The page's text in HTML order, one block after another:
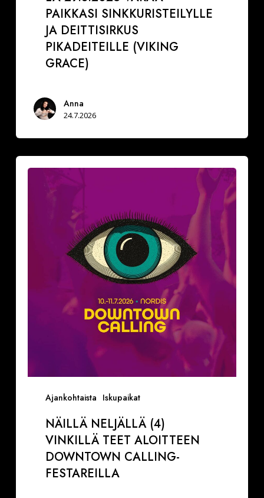
PAIKKASI SINKKURISTEILYLLE
JA DEITTISIRKUS
PIKADEITEILLE (VIKING
GRACE)
Anna
24.7.2026
Ajankohtaista Iskupaikat
Näillä
NÄILLÄ NELJÄLLÄ (4)
VINKILLÄ TEET ALOITTEEN
DOWNTOWN CALLING-
FESTAREILLA